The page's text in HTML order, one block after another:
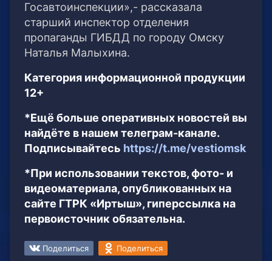
Госавтоинспекции»,- рассказала
старший инспектор отделения
пропаганды ГИБДД по городу Омску
Наталья Малыхина.
Категория информационной продукции
12+
*Ещё больше оперативных новостей вы
найдёте в нашем телеграм-канале.
Подписывайтесь https://t.me/vestiomsk
*При использовании текстов, фото- и
видеоматериала, опубликованных на
сайте ГТРК «Иртыш», гиперссылка на
первоисточник обязательна.
Поделиться Поделиться